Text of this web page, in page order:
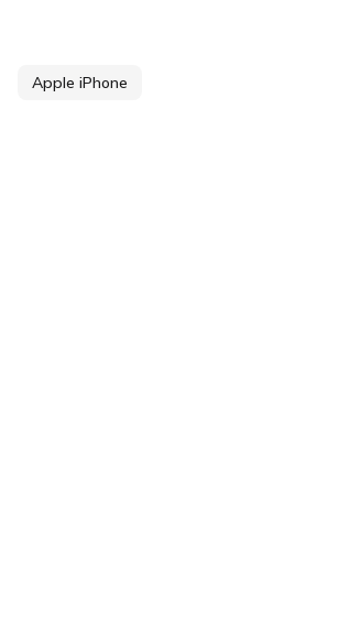
Apple iPhone